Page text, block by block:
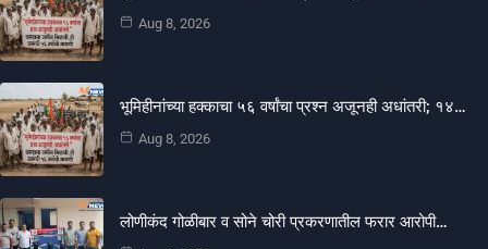
Aug 8, 2026
भूमिहीनांच्या हक्काचा ५६ वर्षांचा प्रश्न अजूनही अधांतरी; १४…
Aug 8, 2026
लोणीकंद गोळीबार व सोने चोरी प्रकरणातील फरार आरोपी…